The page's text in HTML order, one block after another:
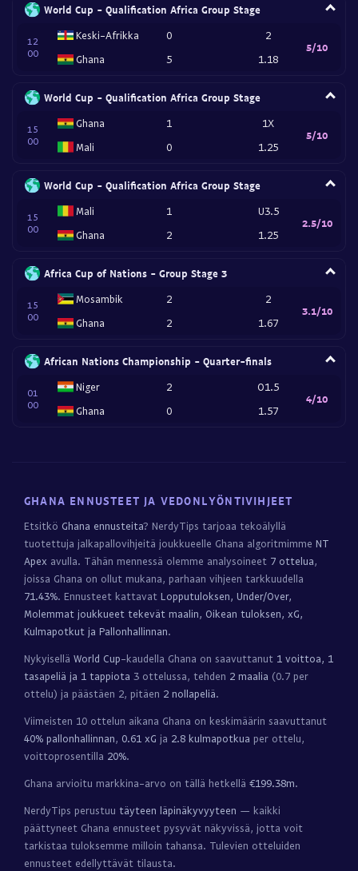
World Cup - Qualification Africa Group Stage
12
00
Keski-Afrikka
Ghana
0
5
2
1.18
5/10
World Cup - Qualification Africa Group Stage
15
00
Ghana
Mali
1
0
1X
1.25
5/10
World Cup - Qualification Africa Group Stage
15
00
Mali
Ghana
1
2
U3.5
1.25
2.5/10
Africa Cup of Nations - Group Stage 3
15
00
Mosambik
Ghana
2
2
2
1.67
3.1/10
African Nations Championship - Quarter-finals
01
00
Niger
Ghana
2
0
O1.5
1.57
4/10
GHANA ENNUSTEET JA VEDONLYÖNTIVIHJEET
Etsitkö Ghana ennusteita? NerdyTips tarjoaa tekoälyllä
tuotettuja jalkapallovihjeitä joukkueelle Ghana algoritmimme NT
Apex avulla. Tähän mennessä olemme analysoineet 7 ottelua,
joissa Ghana on ollut mukana, parhaan vihjeen tarkkuudella
71.43%. Ennusteet kattavat Lopputuloksen, Under/Over,
Molemmat joukkueet tekevät maalin, Oikean tuloksen, xG,
Kulmapotkut ja Pallonhallinnan.
Nykyisellä World Cup-kaudella Ghana on saavuttanut 1 voittoa, 1
tasapeliä ja 1 tappiota 3 ottelussa, tehden 2 maalia (0.7 per
ottelu) ja päästäen 2, pitäen 2 nollapeliä.
Viimeisten 10 ottelun aikana Ghana on keskimäärin saavuttanut
40% pallonhallinnan, 0.61 xG ja 2.8 kulmapotkua per ottelu,
voittoprosentilla 20%.
Ghana arvioitu markkina-arvo on tällä hetkellä €199.38m.
NerdyTips perustuu täyteen läpinäkyvyyteen — kaikki
päättyneet Ghana ennusteet pysyvät näkyvissä, jotta voit
tarkistaa tuloksemme milloin tahansa. Tulevien otteluiden
ennusteet edellyttävät tilausta.